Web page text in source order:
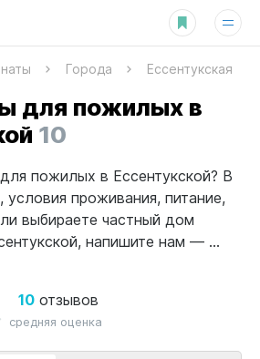
Города Ессентукская
для пожилых в
10
пожилых в Ессентукской? В
проживания, питание,
выбираете частный дом
напишите нам — ...
10 отзывов
средняя оценка